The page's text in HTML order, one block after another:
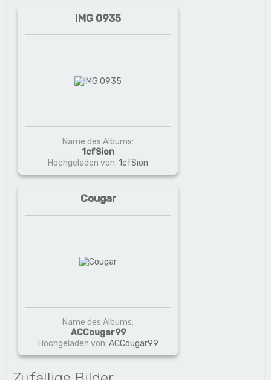
IMG 0935
Name des Albums:
1cfSion
Hochgeladen von:1cfSion
Cougar
Name des Albums:
ACCougar99
Hochgeladen von: ACCougar99